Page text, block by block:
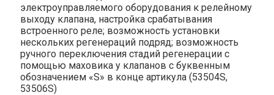
электроуправляемого оборудования к релейному
выходу клапана, настройка срабатывания
встроенного реле; возможность установки
нескольких регенераций подряд; возможность
ручного переключения стадий регенерации с
помощью маховика у клапанов с буквенным
обозначением «S» в конце артикула (53504S,
53506S)